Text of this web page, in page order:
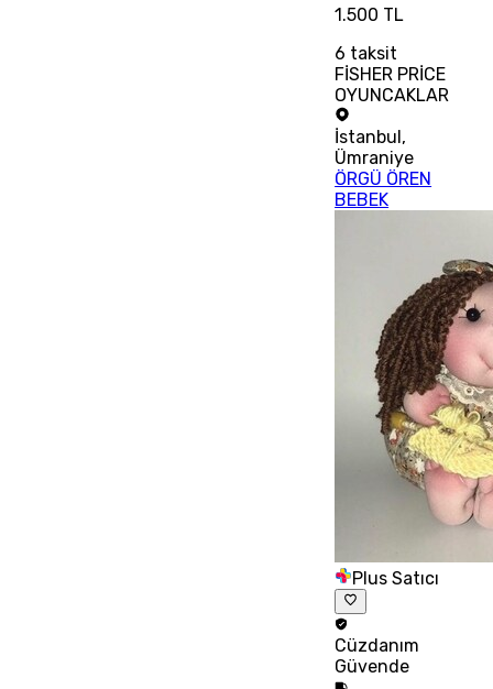
1.500 TL
6 taksit
FİSHER PRİCE
OYUNCAKLAR
İstanbul ,
Ümraniye
ÖRGÜ ÖREN
BEBEK
Plus Satıcı
Cüzdanım
Güvende